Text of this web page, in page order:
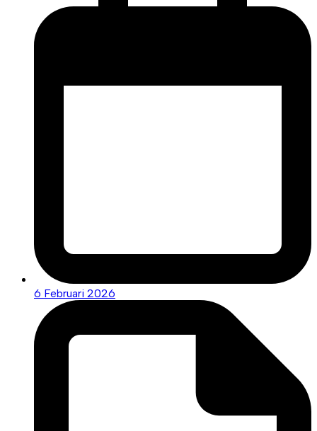
6 Februari 2026